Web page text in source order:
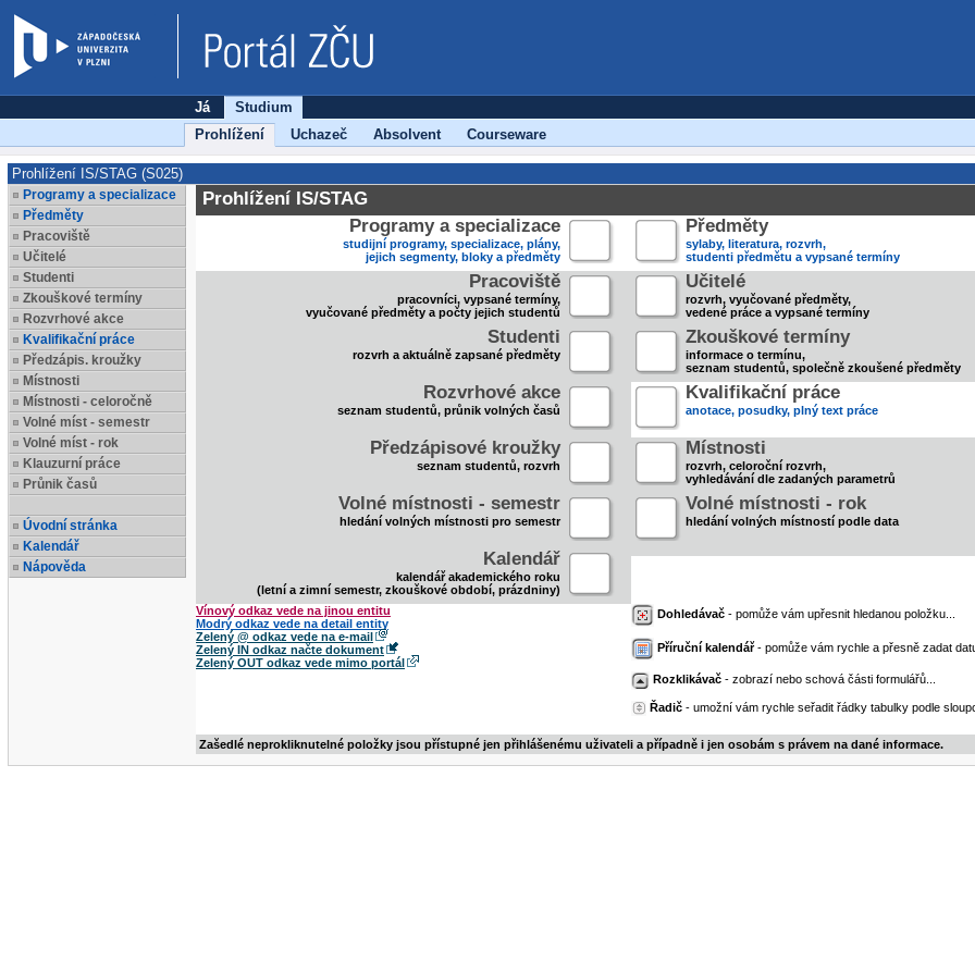
Já
Studium
Prohlížení
Uchazeč Absolvent Courseware
Prohlížení IS/STAG (S025)
Programy a specializace
Předměty
Pracoviště
Učitelé
Studenti
Zkouškové termíny
Rozvrhové akce
Kvalifikační práce
Předzápis. kroužky
Místnosti
Místnosti - celoročně
Volné míst - semestr
Volné míst - rok
Klauzurní práce
Průnik časů
Úvodní stránka
Kalendář
Nápověda
Prohlížení IS/STAG
Programy a specializace
studijní programy, specializace, plány,
jejich segmenty, bloky a předměty
Předměty
sylaby, literatura, rozvrh,
studenti předmětu a vypsané termíny
Pracoviště
pracovníci, vypsané termíny,
vyučované předměty a počty jejich studentů
Učitelé
rozvrh, vyučované předměty,
vedené práce a vypsané termíny
Studenti
rozvrh a aktuálně zapsané předměty
Zkouškové termíny
informace o termínu,
seznam studentů, společně zkoušené předměty
Rozvrhové akce
seznam studentů, průnik volných časů
Kvalifikační práce
anotace, posudky, plný text práce
Předzápisové kroužky
seznam studentů, rozvrh
Místnosti
rozvrh, celoroční rozvrh,
vyhledávání dle zadaných parametrů
Volné místnosti - semestr
hledání volných místnosti pro semestr
Volné místnosti - rok
hledání volných místností podle data
Kalendář
kalendář akademického roku
(letní a zimní semestr, zkouškové období, prázdniny)
Vínový odkaz vede na jinou entitu
Modrý odkaz vede na detail entity
Zelený @ odkaz vede na e-mail
Zelený IN odkaz načte dokument
Zelený OUT odkaz vede mimo portál
Dohledávač - pomůže vám upřesnit hledanou položku...
Příruční kalendář- pomůže vám rychle a přesně zadat
Rozklikávač - zobrazí nebo schová části formulářů...
Řadič - umožní vám rychle seřadit řádky tabulky podle
Zašedlé neprokliknutelné položky jsou přístupné jen přihlášenému uživateli a případně i jen osobám s právem na dané informace.